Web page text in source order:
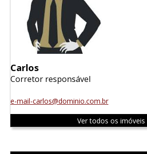
Carlos
Corretor responsável
e-mail-carlos@dominio.com.br
Ver todos os imóveis